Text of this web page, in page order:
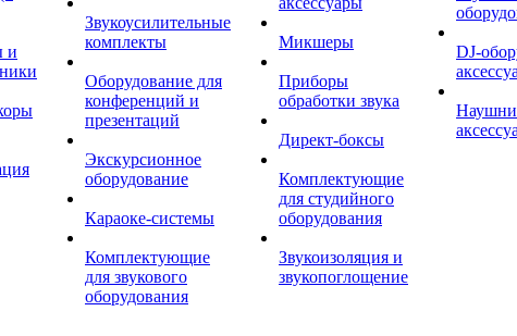
и
Звукоусилительные
комплекты
Оборудование для
конференций и
презентаций
Экскурсионное
оборудование
Караоке-системы
Комплектующие
для звукового
оборудования
Микшеры
Приборы
обработки звука
Директ-боксы
Комплектующие
для студийного
оборудования
Звукоизоляция и
звукопоглощение
DJ-